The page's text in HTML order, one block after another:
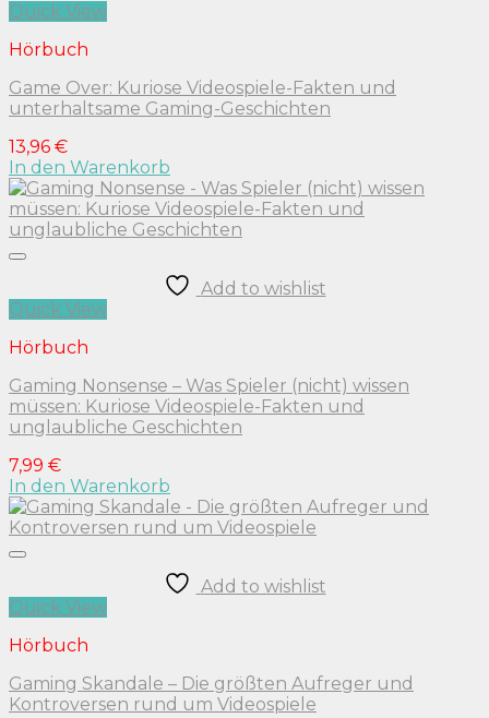
Quick View
Hörbuch
Game Over: Kuriose Videospiele-Fakten und
unterhaltsame Gaming-Geschichten
13,96 €
In den Warenkorb
Add to wishlist
Quick View
Hörbuch
Gaming Nonsense – Was Spieler (nicht) wissen
müssen: Kuriose Videospiele-Fakten und
unglaubliche Geschichten
7,99 €
In den Warenkorb
Add to wishlist
Quick View
Hörbuch
Gaming Skandale – Die größten Aufreger und
Kontroversen rund um Videospiele